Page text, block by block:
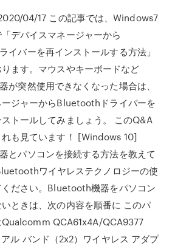
04/17 この記事では、Windows7
デバイスマネージャーから
イバーを再インストールする方法」
ます。マウスやキーボードなど
が突然使用できなくなった場合は、
ジャーからBluetoothドライバーを
トールしてみましょう。 このQ&A
れも見ています！ [Windows 10]
とパソコンを接続する方法を教えて
ワイヤレステクノロジーの使
ださい。Bluetooth機器をパソコン
ときは、次の内容を順番に このパ
Qualcomm QCA61x4A/QCA9377
ル バンド（2x2）ワイヤレス アダプ